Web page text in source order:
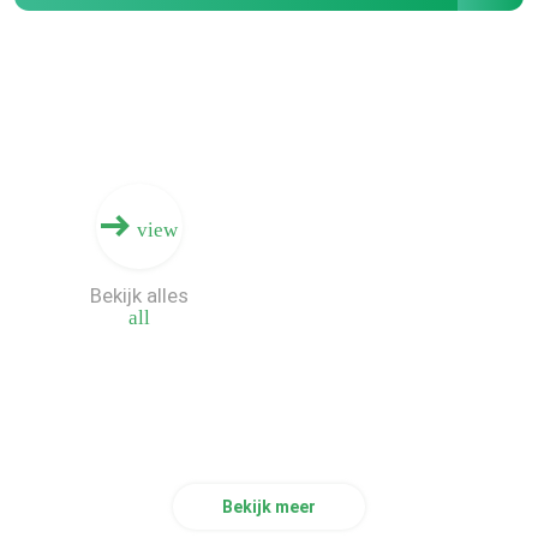
Digitale Inkjet-Drukmachine
Enige Pas Golfprinter
view
all
Bekijk alles
Bekijk meer